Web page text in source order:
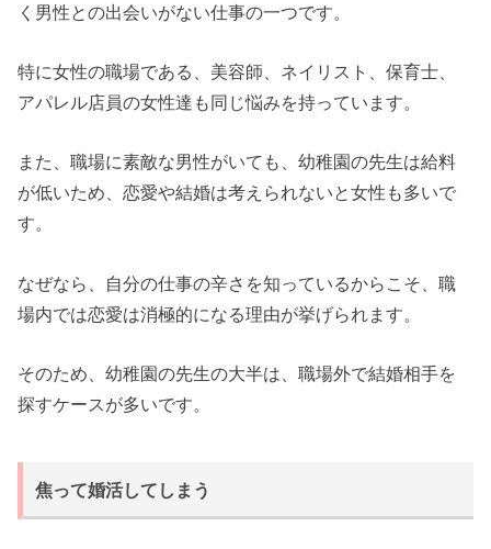
く男性との出会いがない仕事の一つです。
特に女性の職場である、美容師、ネイリスト、保育士、
アパレル店員の女性達も同じ悩みを持っています。
また、職場に素敵な男性がいても、幼稚園の先生は給料
が低いため、恋愛や結婚は考えられないと女性も多いで
す。
なぜなら、自分の仕事の辛さを知っているからこそ、職
場内では恋愛は消極的になる理由が挙げられます。
そのため、幼稚園の先生の大半は、職場外で結婚相手を
探すケースが多いです。
焦って婚活してしまう